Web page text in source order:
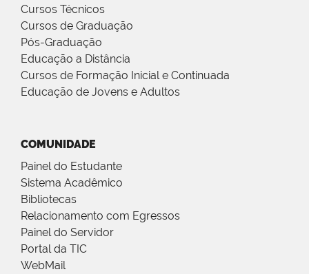
Cursos Técnicos
Cursos de Graduação
Pós-Graduação
Educação a Distância
Cursos de Formação Inicial e Continuada
Educação de Jovens e Adultos
COMUNIDADE
Painel do Estudante
Sistema Acadêmico
Bibliotecas
Relacionamento com Egressos
Painel do Servidor
Portal da TIC
WebMail